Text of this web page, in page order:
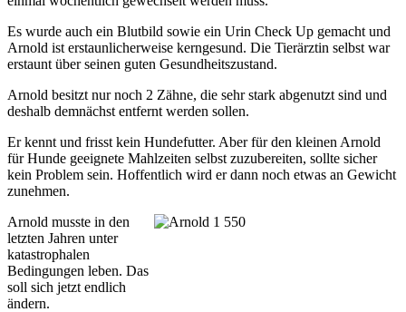
Es wurde auch ein Blutbild sowie ein Urin Check Up gemacht und
Arnold ist erstaunlicherweise kerngesund. Die Tierärztin selbst war
erstaunt über seinen guten Gesundheitszustand.
Arnold besitzt nur noch 2 Zähne, die sehr stark abgenutzt sind und
deshalb demnächst entfernt werden sollen.
Er kennt und frisst kein Hundefutter. Aber für den kleinen Arnold
für Hunde geeignete Mahlzeiten selbst zuzubereiten, sollte sicher
kein Problem sein. Hoffentlich wird er dann noch etwas an Gewicht
zunehmen.
Arnold musste in den
letzten Jahren unter
katastrophalen
Bedingungen leben. Das
soll sich jetzt endlich
ändern.